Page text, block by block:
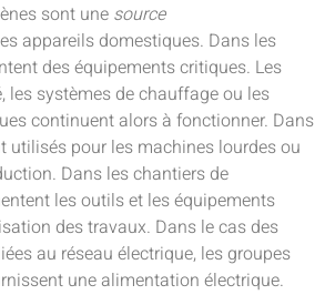
sont une source
appareils domestiques. Dans les
des équipements critiques. Les
les systèmes de chauffage ou les
continuent alors à fonctionner. Dans
utilisés pour les machines lourdes ou
Dans les chantiers de
les outils et les équipements
des travaux. Dans le cas des
au réseau électrique, les groupes
une alimentation électrique.